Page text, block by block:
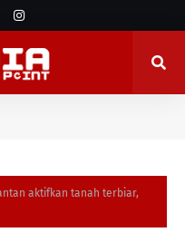
aktifkan tanah terbiar,